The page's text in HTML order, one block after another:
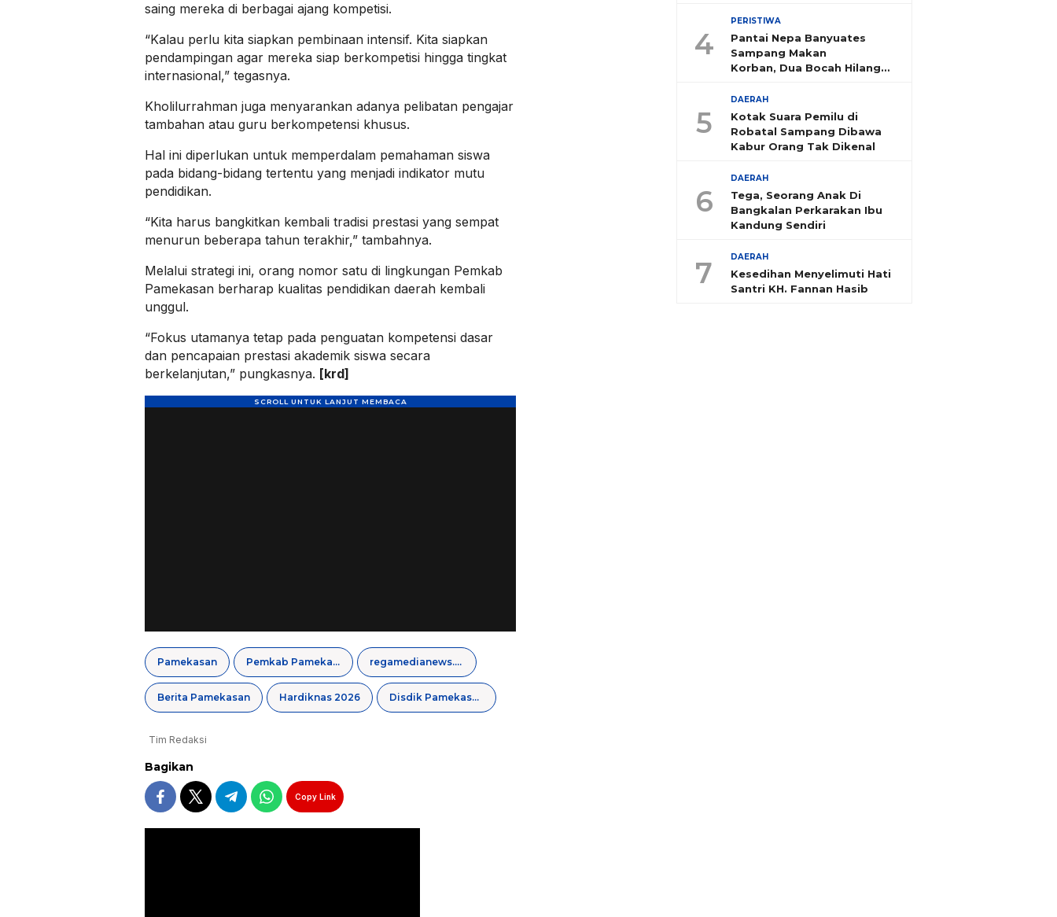
saing mereka di berbagai ajang kompetisi.
“Kalau perlu kita siapkan pembinaan intensif. Kita siapkan
pendampingan agar mereka siap berkompetisi hingga tingkat
internasional,” tegasnya.
Kholilurrahman juga menyarankan adanya pelibatan pengajar
tambahan atau guru berkompetensi khusus.
Hal ini diperlukan untuk memperdalam pemahaman siswa
pada bidang-bidang tertentu yang menjadi indikator mutu
pendidikan.
“Kita harus bangkitkan kembali tradisi prestasi yang sempat
menurun beberapa tahun terakhir,” tambahnya.
Melalui strategi ini, orang nomor satu di lingkungan Pemkab
Pamekasan berharap kualitas pendidikan daerah kembali
unggul.
“Fokus utamanya tetap pada penguatan kompetensi dasar
dan pencapaian prestasi akademik siswa secara
berkelanjutan,” pungkasnya. [krd]
Pamekasan Pemkab Pamekasan regamedianews.com
Berita Pamekasan Hardiknas 2026 Disdik Pamekasan
Tim Redaksi
Bagikan
Copy Link
4
PERISTIWA
Pantai Nepa Banyuates
Sampang Makan
Korban, Dua Bocah Hilang
5
DAERAH
Kotak Suara Pemilu di
Robatal Sampang Dibawa
Kabur Orang Tak Dikenal
6
DAERAH
Tega, Seorang Anak Di
Bangkalan Perkarakan Ibu
Kandung Sendiri
7 DAERAH
Kesedihan Menyelimuti Hati
Santri KH. Fannan Hasib